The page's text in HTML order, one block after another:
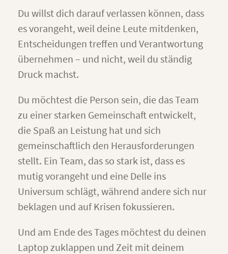
Du willst dich darauf verlassen können, dass
es vorangeht, weil deine Leute mitdenken,
Entscheidungen treffen und Verantwortung
übernehmen – und nicht, weil du ständig
Druck machst.
Du möchtest die Person sein, die das Team
zu einer starken Gemeinschaft entwickelt,
die Spaß an Leistung hat und sich
gemeinschaftlich den Herausforderungen
stellt. Ein Team, das so stark ist, dass es
mutig vorangeht und eine Delle ins
Universum schlägt, während andere sich nur
beklagen und auf Krisen fokussieren.
Und am Ende des Tages möchtest du deinen
Laptop zuklappen und Zeit mit deinem